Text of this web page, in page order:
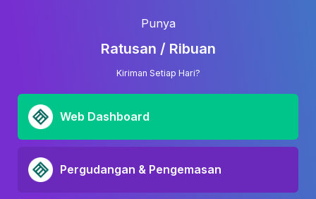
Punya
Ratusan / Ribuan
Kiriman Setiap Hari?
Web Dashboard
Pergudangan & Pengemasan